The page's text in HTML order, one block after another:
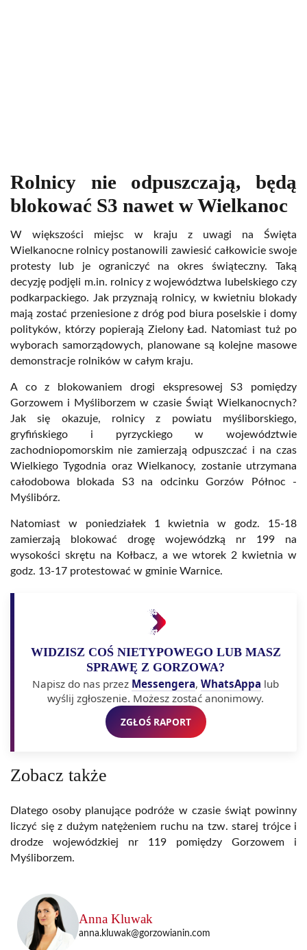
Rolnicy nie odpuszczają, będą
blokować S3 nawet w Wielkanoc
W większości miejsc w kraju z uwagi na Święta
Wielkanocne rolnicy postanowili zawiesić całkowicie swoje
protesty lub je ograniczyć na okres świąteczny. Taką
decyzję podjęli m.in. rolnicy z województwa lubelskiego czy
podkarpackiego. Jak przyznają rolnicy, w kwietniu blokady
mają zostać przeniesione z dróg pod biura poselskie i domy
polityków, którzy popierają Zielony Ład. Natomiast tuż po
wyborach samorządowych, planowane są kolejne masowe
demonstracje rolników w całym kraju.
A co z blokowaniem drogi ekspresowej S3 pomiędzy
Gorzowem i Myśliborzem w czasie Świąt Wielkanocnych?
Jak się okazuje, rolnicy z powiatu myśliborskiego,
gryfińskiego i pyrzyckiego w województwie
zachodniopomorskim nie zamierzają odpuszczać i na czas
Wielkiego Tygodnia oraz Wielkanocy, zostanie utrzymana
całodobowa blokada S3 na odcinku Gorzów Północ -
Myślibórz.
Natomiast w poniedziałek 1 kwietnia w godz. 15-18
zamierzają blokować drogę wojewódzką nr 199 na
wysokości skrętu na Kołbacz, a we wtorek 2 kwietnia w
godz. 13-17 protestować w gminie Warnice.
WIDZISZ COŚ NIETYPOWEGO LUB MASZ
SPRAWĘ Z GORZOWA?
Napisz do nas przez Messengera, WhatsAppa lub
wyślij zgłoszenie. Możesz zostać anonimowy.
ZGŁOŚ RAPORT
Zobacz także
Dlatego osoby planujące podróże w czasie świąt powinny
liczyć się z dużym natężeniem ruchu na tzw. starej trójce i
drodze wojewódzkiej nr 119 pomiędzy Gorzowem i
Myśliborzem.
Anna Kluwak
anna.kluwak@gorzowianin.com